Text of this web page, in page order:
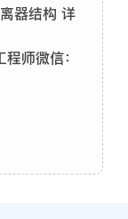
器结构 详
师微信：